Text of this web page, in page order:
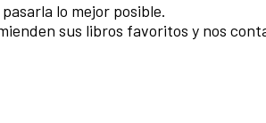
lo mejor posible.
sus libros favoritos y nos